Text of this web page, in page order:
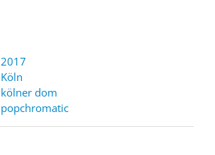
2017
Köln
kölner dom
popchromatic